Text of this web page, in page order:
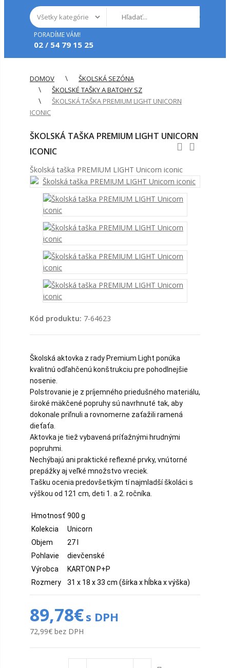
PORADÍME VÁM!
02 / 54 79 15 25
DOMOV
ŠKOLSKÁ SEZÓNA
ŠKOLSKÉ TAŠKY A BATOHY SZ
ŠKOLSKÁ TAŠKA PREMIUM LIGHT UNICORN
ICONIC
ŠKOLSKÁ TAŠKA PREMIUM LIGHT UNICORN
ICONIC
Školská taška PREMIUM LIGHT Unicorn iconic
Kód produktu: 7-64623
Školská aktovka z rady Premium Light ponúka
kvalitnú odľahčenú konštrukciu pre pohodlnejšie
nosenie.
Polstrovanie je z príjemného priedušného materiálu,
široké mäkčené popruhy sú navrhnuté tak, aby
dokonale priľnuli a rovnomerne zaťažili ramená
dieťaťa.
Aktovka je tiež vybavená príťažnými hrudnými
popruhmi.
Nechýbajú ani praktické reflexné prvky, vnútorné
prepážky aj veľké množstvo vreciek.
Tašku ocenia predovšetkým tí najmladší školáci s
výškou od 121 cm, deti 1. a 2. ročníka.
Hmotnosť 900 g
Kolekcia
Unicorn
Objem
27 l
Pohlavie
dievčenské
Výrobca
KARTON P+P
Rozmery
31 x 18 x 33 cm (šírka x hĺbka x výška)
89,78€s DPH
72,99€ bez DPH